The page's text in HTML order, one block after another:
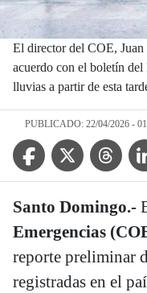
El director del COE,
acuerdo con el boletín del
lluvias a partir de esta
PUBLICADO: 22/04/2026 -
Facebook IconTwitter Icon
Threads
Santo Domingo.-
Emergencias
reporte preliminar
registradas en el